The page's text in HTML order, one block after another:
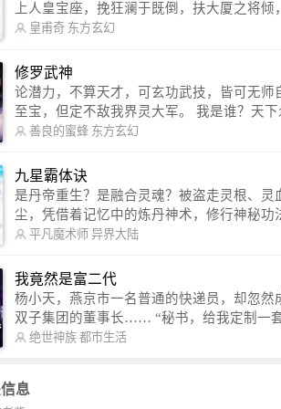
上人皇宝座，挽狂澜于既倒，扶大厦之将倾
信公众号：皇甫奇 （微信号：huangfuqi1985） 新浪微博：皇甫奇（地
皇甫奇 东方玄幻
修罗武神
论潜力，不算天才，可玄功武技，皆可无师自通。 论实力，任
至宝，但定不敌我界灵大军。 我是谁？天下众生视我为修罗，却不知，我
以修罗成武神。 （想看修罗武神番外，请关注蜜蜂微信公众号：善良的蜜
善良的蜜蜂 东方玄幻
九星霸体诀
是丹帝重生？是融合灵魂？被盗走灵根、
尘，凭借着记忆中的炼丹神术，修行神秘功
雾，解开惊天之局。 手掌天地乾坤，脚踏日月星辰，勾搭各色美女，
哭。 本故事纯属虚构，如有雷同，那就是真事儿，想要对号入座，抓
紧时间进群：487963015 微信公众号：平凡
ushi1982,公众号上有问必答，福利多多！
平凡魔术师 异界大陆
我竟然是富二代
杨小天，燕京市一名普通的快递员，却忽然
双子集团的董事长…… “秘书，给我定制一套百亿富翁的吃喝住行标准！”
“好的，杨总。” “你晚上在我的床上安排五个嫩模是怎么回事？” “回杨总，
办不到的。
绝世神族 都市生活
息